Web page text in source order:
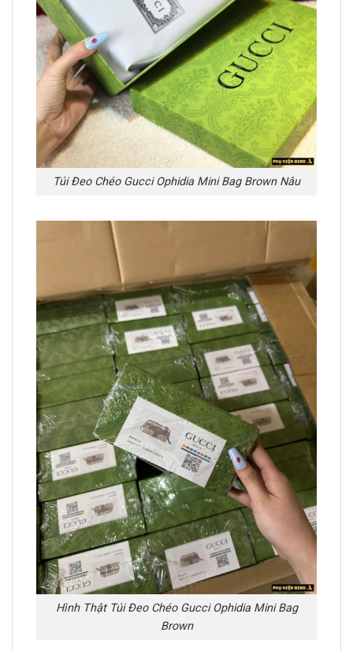
Túi Đeo Chéo Gucci Ophidia Mini Bag Brown Nâu
Hình Thật Túi Đeo Chéo Gucci Ophidia Mini Bag
Brown